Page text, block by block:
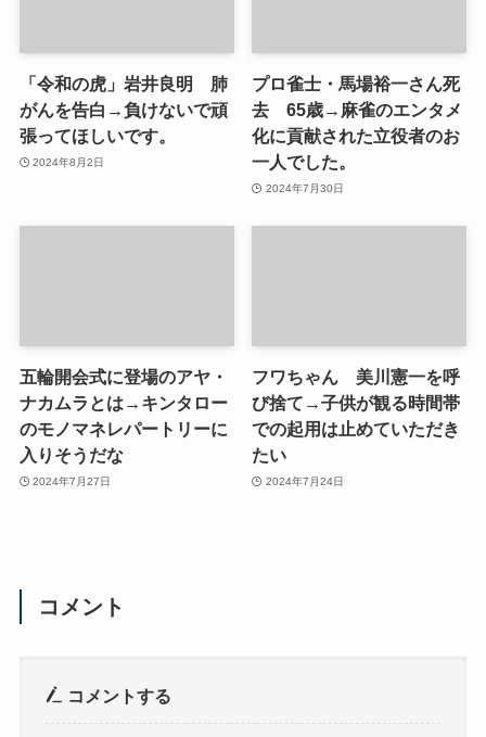
「令和の虎」岩井良明 肺
がんを告白→負けないで頑
張ってほしいです。
2024年8月2日
プロ雀士・馬場裕一さん死
去 65歳→麻雀のエンタメ
化に貢献された立役者のお
一人でした。
2024年7月30日
五輪開会式に登場のアヤ・
ナカムラとは→キンタロー
のモノマネレパートリーに
入りそうだな
2024年7月27日
フワちゃん 美川憲一を呼
び捨て→子供が観る時間帯
での起用は止めていただき
たい
2024年7月24日
コメント
コメントする